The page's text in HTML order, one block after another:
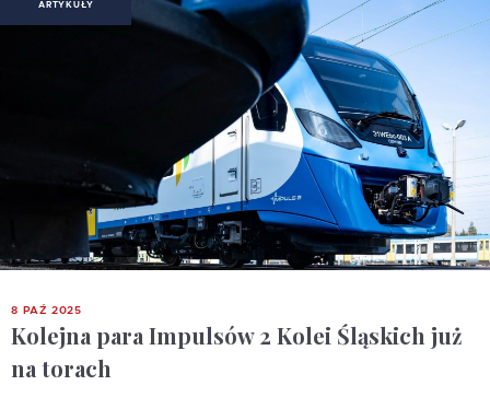
ARTYKUŁY
8 PAŹ 2025
Kolejna para Impulsów 2 Kolei Śląskich już
na torach